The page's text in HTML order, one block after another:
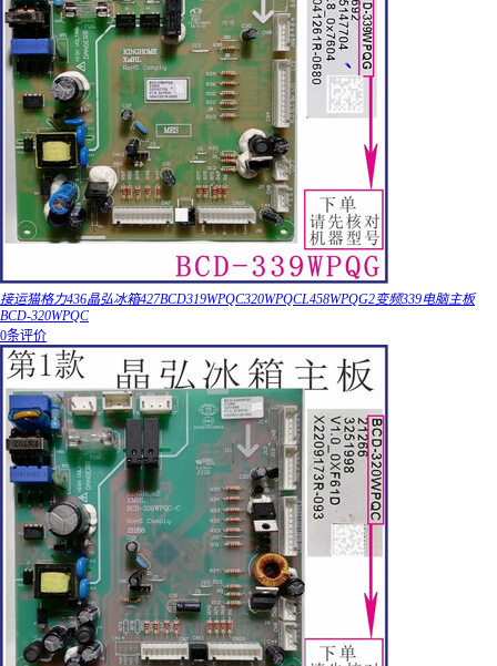
接运猫格力436晶弘冰箱427BCD319WPQC320WPQCL458WPQG2变频339电脑主板
BCD-320WPQC
0条评价